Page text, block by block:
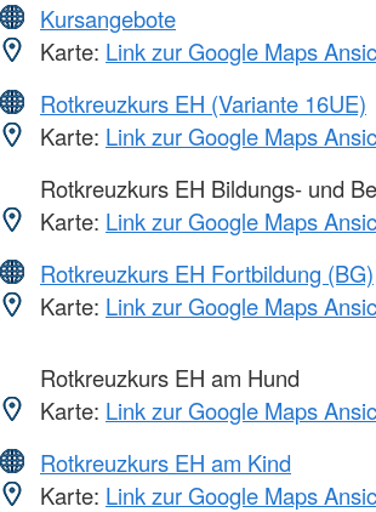
Kursangebote
Karte: Link zur Google Maps
Rotkreuzkurs EH (Variante 16UE)
Karte: Link zur Google Maps
Rotkreuzkurs EH Bildungs- und
Karte: Link zur Google Maps
Rotkreuzkurs EH Fortbildung (BG)
Karte: Link zur Google Maps
Rotkreuzkurs EH am Hund
Karte: Link zur Google Maps
Rotkreuzkurs EH am Kind
Karte: Link zur Google Maps